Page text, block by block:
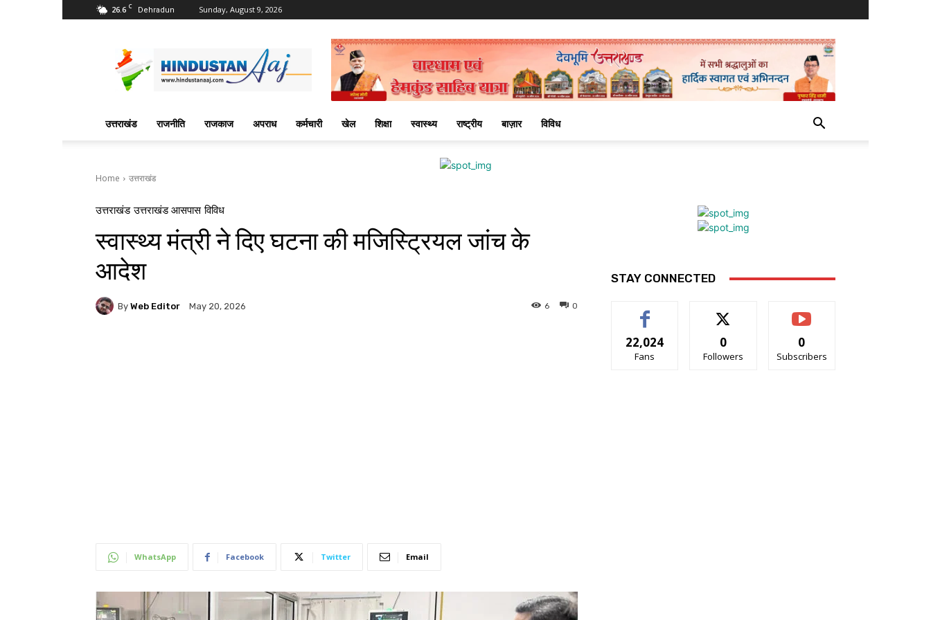
26.6 C Dehradun Sunday, August 9, 2026
Aaj
News
उत्तराखंड राजनीति राजकाज अपराध कर्मचारी खेल शिक्षा स्वास्थ्य राष्ट्रीय बाज़ार विविध
Home उत्तराखंड
उत्तराखंड उत्तराखंड आसपास विविध
स्वास्थ्य मंत्री ने दिए घटना की मजिस्ट्रियल जांच के
आदेश
By Web Editor May 20, 2026 0
6
WhatsApp Facebook Twitter Email
STAY CONNECTED
22,024
Fans
0
Followers
0
Subscribers